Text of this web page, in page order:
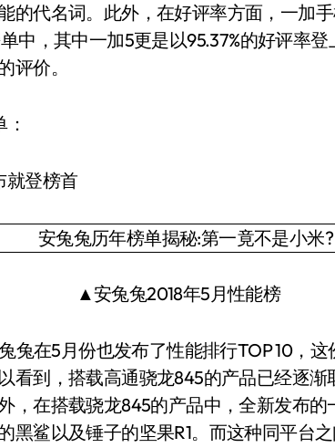
的代名词。此外，在好评率方面，一加
中，其中一加5更是以95.37%的好评率
评价。
登榜首
▲安兔兔2018年5月性能榜
在5月份也发布了性能排行TOP 10，这
看到，搭载高通骁龙845的产品已经逐渐
，在搭载骁龙845的产品中，全新发布
黑鲨以及锤子的坚果R1。而这种同平台